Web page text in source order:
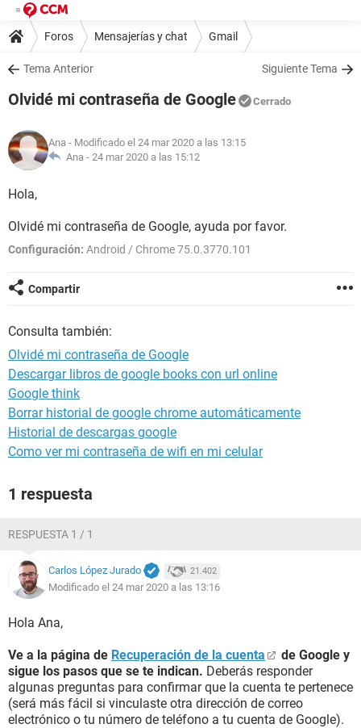
Foros Mensajerías y chat Gmail
Tema Anterior Siguiente Tema
Olvidé mi contraseña de Google Cerrado
Ana - Modificado el 24 mar 2020 a las 13:15
Ana - 24 mar 2020 a las 15:12
Hola,
Olvidé mi contraseña de Google, ayuda por favor.
Configuración: Android / Chrome 75.0.3770.101
Compartir
Consulta también:
Olvidé mi contraseña de Google
Descargar libros de google books con url online
Google think
Borrar historial de google chrome automáticamente
Historial de descargas google
Como ver mi contraseña de wifi en mi celular
1 respuesta
RESPUESTA 1 / 1
Carlos López Jurado 21.402
Modificado el 24 mar 2020 a las 13:16
Hola Ana,
Ve a la página de Recuperación de la cuenta
de Google y
sigue los pasos que se te indican. Deberás responder
algunas preguntas para confirmar que la cuenta te pertenece
(será más fácil si vinculaste otra dirección de correo
electrónico o tu número de teléfono a tu cuenta de Google).